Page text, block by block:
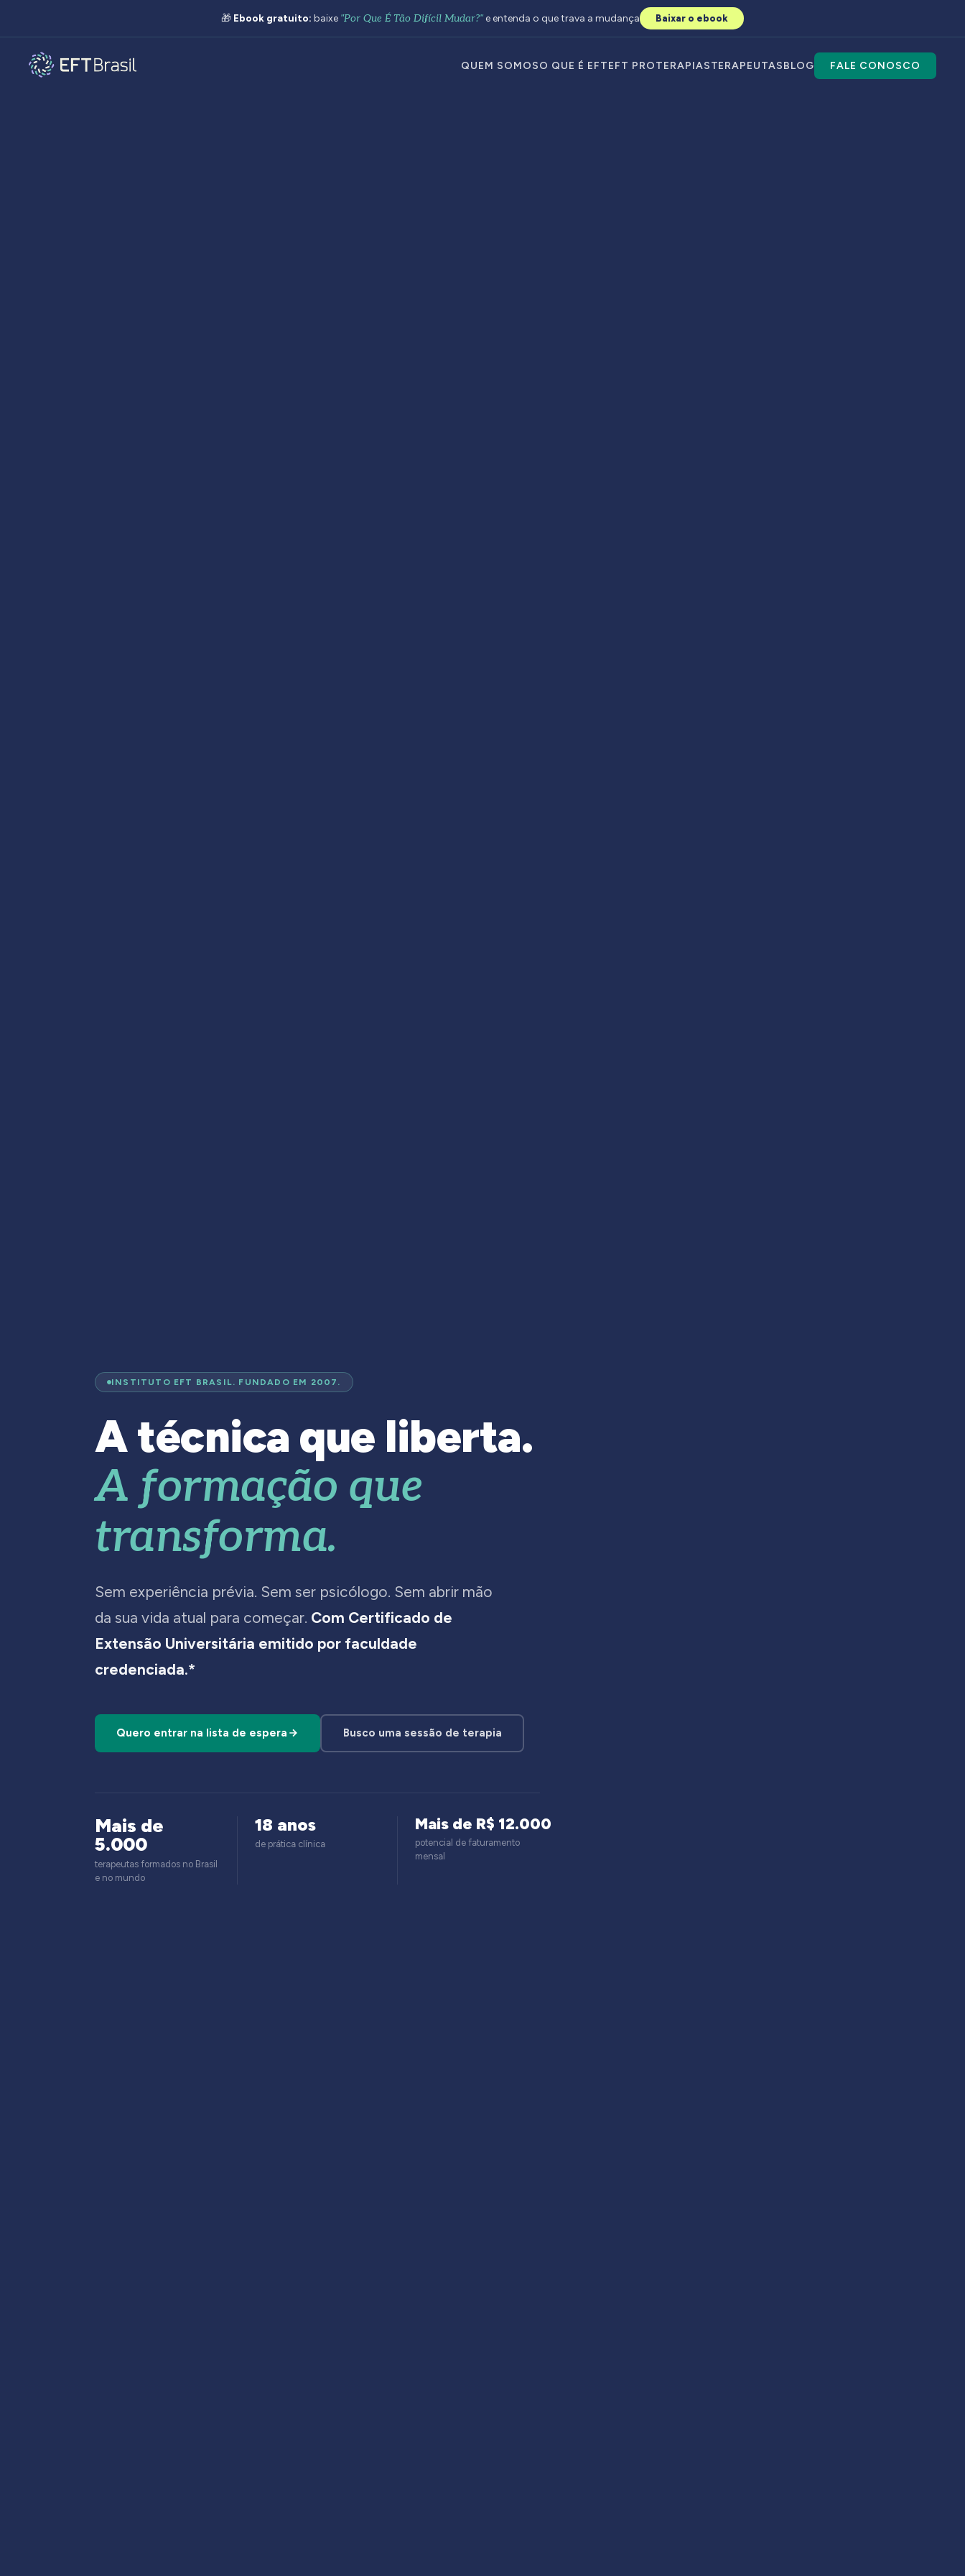
QUEM SOMOSO QUE É EFTEFT PROTERAPIASTERAPEUTASBLOG FALE CONOSCO
🎁 Ebook gratuito: baixe "Por Que É Tão Difícil Mudar?"e entenda o que trava a mudança Baixar o ebook
INSTITUTO EFT BRASIL. FUNDADO EM 2007.
A técnica que liberta.
A formação que
transforma.
Sem experiência prévia. Sem ser psicólogo. Sem abrir mão
da sua vida atual para começar. Com Certificado de
Extensão Universitária emitido por faculdade
credenciada.*
Quero entrar na lista de espera Busco uma sessão de terapia
Mais de
5.000
terapeutas formados no Brasil
e no mundo
18 anos
de prática clínica
Mais de R$ 12.000
potencial de faturamento
mensal